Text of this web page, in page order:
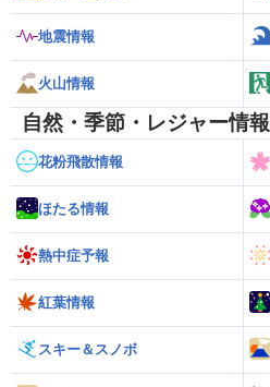
地震情報
火山情報
自然・季節・レジャー情報
花粉飛散情報
ほたる情報
熱中症予報
紅葉情報
スキー＆スノボ